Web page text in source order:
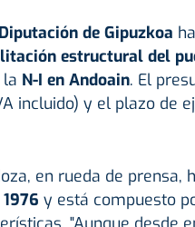
Diputación de Gipuzkoa
estructural del
N-I en Andoain. El
incluido) y el plazo de
en rueda de prensa,
y está compuesto